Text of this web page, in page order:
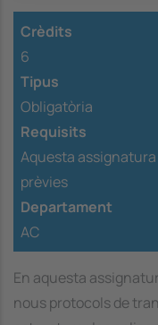
Crèdits
6
Tipus
Obligatòria
Requisits
Aquesta
prèvies
Departament
AC
En aquesta
nous protocols de